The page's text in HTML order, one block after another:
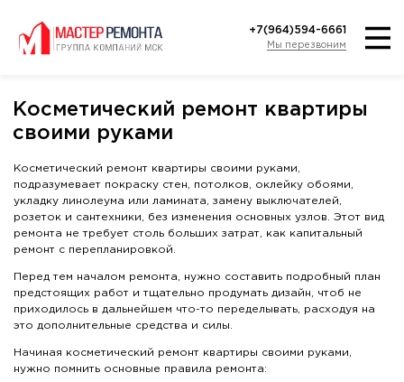
+7(964)594-6661
Мы перезвоним
Косметический ремонт квартиры
своими руками
Косметический ремонт квартиры своими руками,
подразумевает покраску стен, потолков, оклейку обоями,
укладку линолеума или ламината, замену выключателей,
розеток и сантехники, без изменения основных узлов. Этот вид
ремонта не требует столь больших затрат, как капитальный
ремонт с перепланировкой.
Перед тем началом ремонта, нужно составить подробный план
предстоящих работ и тщательно продумать дизайн, чтоб не
приходилось в дальнейшем что-то переделывать, расходуя на
это дополнительные средства и силы.
Начиная косметический ремонт квартиры своими руками,
нужно помнить основные правила ремонта: